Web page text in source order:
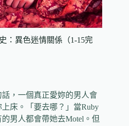
，一個真正愛妳的男人會
床。「要去哪？」當Ruby
男人都會帶她去Motel。但